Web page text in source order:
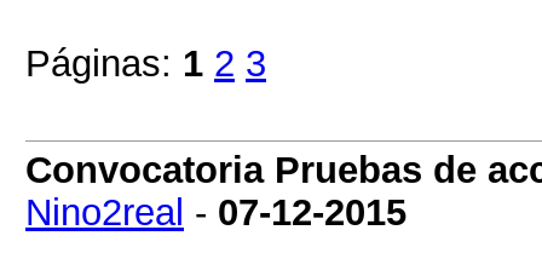
Páginas: 1 2 3
Convocatoria Pruebas de
Nino2real - 07-12-2015